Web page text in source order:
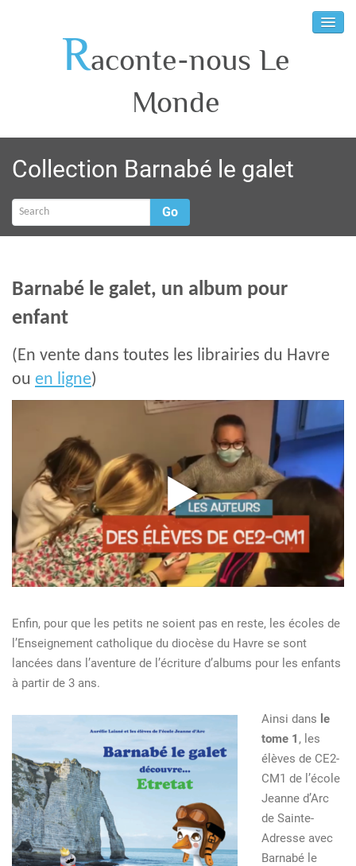
Raconte-nous Le
Monde
Collection Barnabé le galet
Go
Barnabé le galet, un album pour
enfant
(En vente dans toutes les librairies du Havre
ou en ligne)
Enfin, pour que les petits ne soient pas en reste, les écoles de
l’Enseignement catholique du diocèse du Havre se sont
lancées dans l’aventure de l’écriture d’albums pour les enfants
à partir de 3 ans.
Ainsi dans le
tome 1 , les
élèves de CE2-
CM1 de l’école
Jeanne d’Arc
de Sainte-
Adresse avec
Barnabé le